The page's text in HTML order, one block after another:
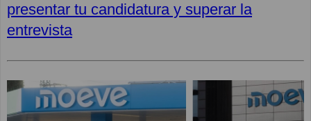
presentar tu candidatura y superar la
entrevista